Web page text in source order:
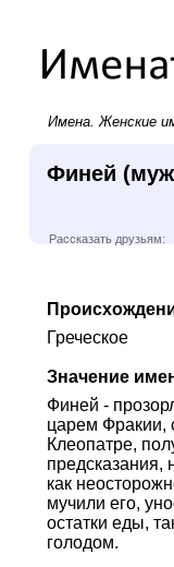
Имена.Женские
Финей
Рассказать друзьям:
Греческое
Значение
Финей -
царем Фракии,
Клеопатре,
предсказания,
как
мучили его,
остатки еды,
голодом.